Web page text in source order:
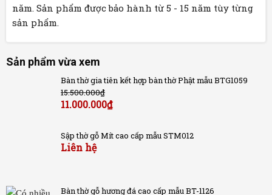
năm. Sản phẩm được bảo hành từ 5 - 15 năm tùy từng
sản phẩm.
Sản phẩm vừa xem
Bàn thờ gia tiên kết hợp bàn thờ Phật mẫu BTG1059
15.500.000₫
11.000.000₫
Sập thờ gỗ Mít cao cấp mẫu STM012
Liên hệ
Bàn thờ gỗ hương đá cao cấp mẫu BT-1126